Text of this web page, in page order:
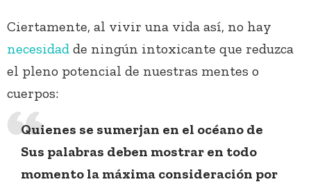
Ciertamente, al vivir una vida así, no hay
necesidad de ningún intoxicante que reduzca
el pleno potencial de nuestras mentes o
cuerpos:
Quienes se sumerjan en el océano de
Sus palabras deben mostrar en todo
momento la máxima consideración por